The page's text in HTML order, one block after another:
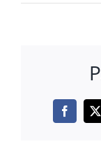
Facebook
X